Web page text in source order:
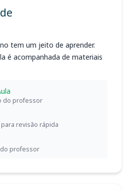
tem um jeito de aprender.
é acompanhada de materiais
do professor
revisão rápida
professor